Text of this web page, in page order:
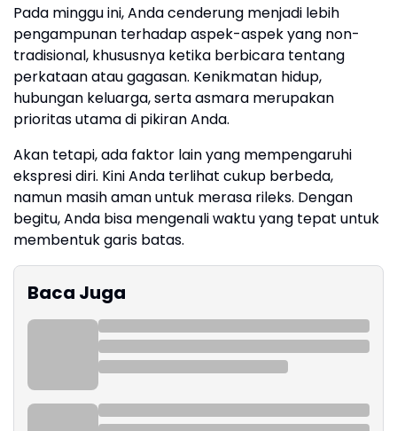
Pada minggu ini, Anda cenderung menjadi lebih
pengampunan terhadap aspek-aspek yang non-
tradisional, khususnya ketika berbicara tentang
perkataan atau gagasan. Kenikmatan hidup,
hubungan keluarga, serta asmara merupakan
prioritas utama di pikiran Anda.
Akan tetapi, ada faktor lain yang mempengaruhi
ekspresi diri. Kini Anda terlihat cukup berbeda,
namun masih aman untuk merasa rileks. Dengan
begitu, Anda bisa mengenali waktu yang tepat untuk
membentuk garis batas.
Baca Juga